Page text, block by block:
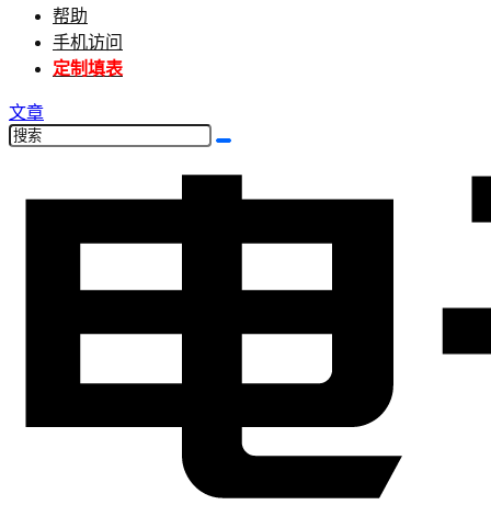
帮助
手机访问
定制填表
文章